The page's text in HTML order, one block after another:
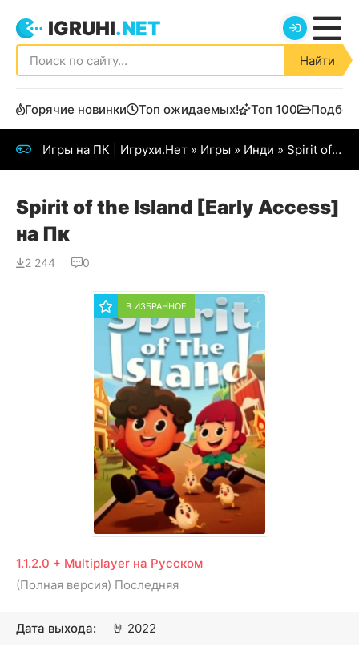
IGRUHI.NET
Найти
Горячие новинки Топ ожидаемых! Топ 100
Игры на ПК | Игрухи.Нет » Игры » Инди » Spirit of the Island
Spirit of the Island [Early Access]
на Пк
2 244 0
В ИЗБРАННОЕ
1.1.2.0 + Multiplayer на Русском
(Полная версия) Последняя
🤘
Дата выхода: 2022